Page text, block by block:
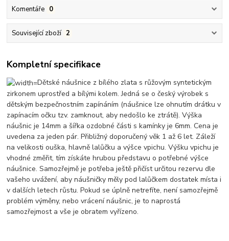
Komentáře 0
Související zboží 2
Kompletní specifikace
Dětské náušnice z bílého zlata s růžovým syntetickým
zirkonem uprostřed a bílými kolem. Jedná se o český výrobek s
dětským bezpečnostním zapínáním (náušnice lze ohnutím drátku v
zapínacím očku tzv. zamknout, aby nedošlo ke ztrátě). Výška
náušnic je 14mm a šířka ozdobné části s kamínky je 6mm. Cena je
uvedena za jeden pár. Přibližný doporučený věk 1 až 6 let. Záleží
na velikosti ouška, hlavně lalůčku a výšce vpichu. Výšku vpichu je
vhodné změřit, tím získáte hrubou představu o potřebné výšce
náušnice. Samozřejmě je potřeba ještě přičíst určitou rezervu dle
vašeho uvážení, aby náušničky měly pod lalůčkem dostatek místa i
v dalších letech růstu. Pokud se úplně netrefíte, není samozřejmě
problém výměny, nebo vrácení náušnic, je to naprostá
samozřejmost a vše je obratem vyřízeno.